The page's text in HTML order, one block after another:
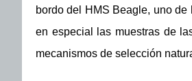
bordo del HMS Beagle, uno
en especial las muestras de
mecanismos de selección